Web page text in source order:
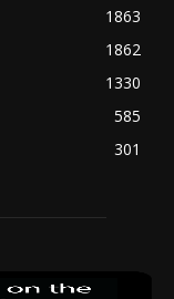
1863
1862
1330
585
301